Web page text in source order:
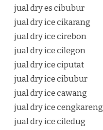
jual dry es cibubur
jual dry ice cikarang
jual dry ice cirebon
jual dry ice cilegon
jual dry ice ciputat
jual dry ice cibubur
jual dry ice cawang
jual dry ice cengkareng
jual dry ice ciledug